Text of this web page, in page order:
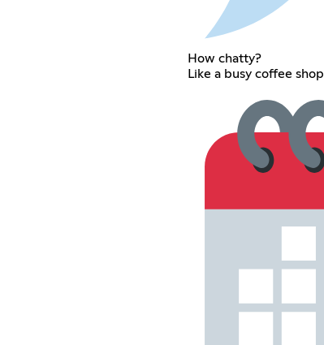
How chatty?
Like a busy coffee shop